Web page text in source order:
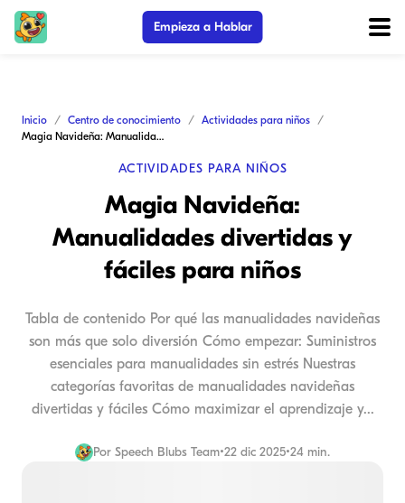
Empieza a Hablar
Inicio Centro de conocimiento
Actividades para niños
Magia Navideña: Manualidades divertidas y fáciles para niños
ACTIVIDADES PARA NIÑOS
Magia Navideña:
Manualidades divertidas y
fáciles para niños
Tabla de contenido Por qué las manualidades navideñas
son más que solo diversión Cómo empezar: Suministros
esenciales para manualidades sin estrés Nuestras
categorías favoritas de manualidades navideñas
divertidas y fáciles Cómo maximizar el aprendizaje y...
Por Speech Blubs Team•22 dic 2025•24 min.